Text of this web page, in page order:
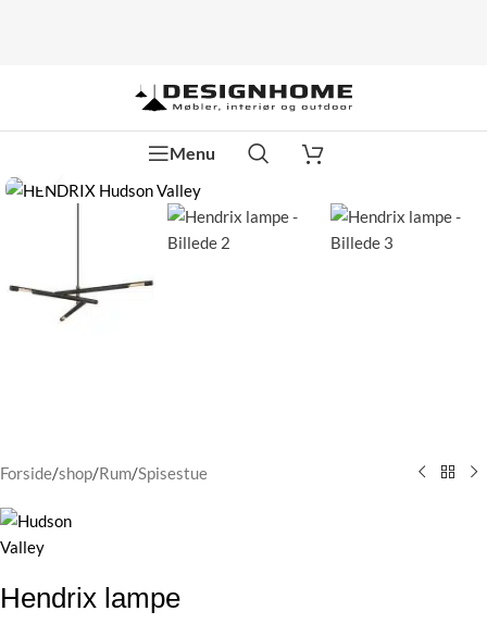
Menu
Klik for at forstørre
Forside/shop/Rum/Spisestue
Hendrix lampe